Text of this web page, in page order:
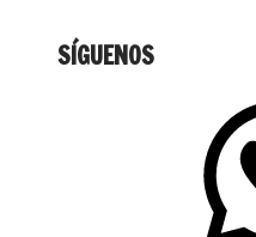
SÍGUENOS